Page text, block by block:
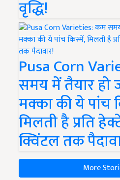
वृद्धि!
Pusa Corn
समय में तैयार हो
मक्का की ये पांच
मिलती है प्रति
क्विंटल तक
More